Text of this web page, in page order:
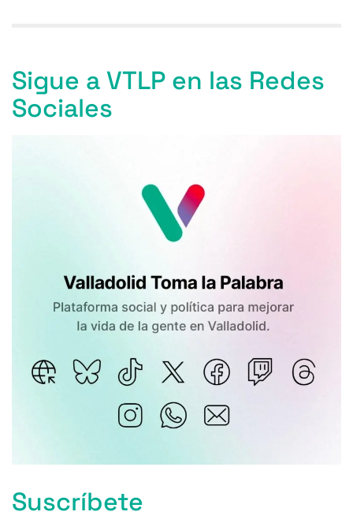
Sigue a VTLP en las Redes
Sociales
Suscríbete